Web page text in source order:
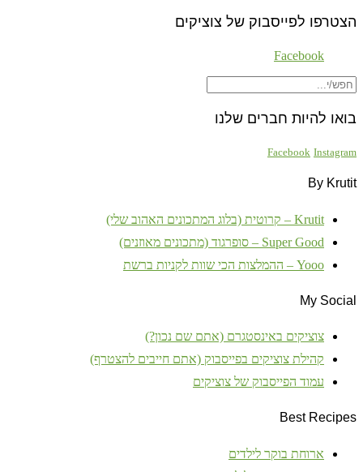
הצטרפו לפייסבוק של צוציקים
Facebook
בואו להיות חברים שלנו
Facebook Instagram
By Krutit
Krutit – קרוטית (בלוג המתכונים האהוב שלי)
Super Good – סופרגוד (מתכונים מאוזנים)
Yooo – ההמלצות הכי שוות לקניות ברשת
My Social
צוציקים באינסטגרם (אתם שם נכון?)
קהילת צוציקים בפייסבוק (אתם חייבים להצטרף)
עמוד הפייסבוק של צוציקים
Best Recipes
ארוחת בוקר לילדים